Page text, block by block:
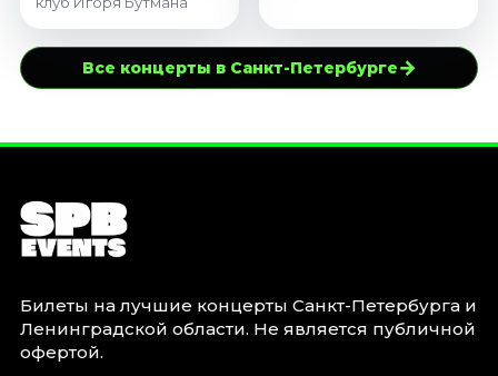
Все концерты в Санкт-Петербурге→
Билеты на лучшие концерты Санкт-Петербурга и
Ленинградской области. Не является публичной
офертой.